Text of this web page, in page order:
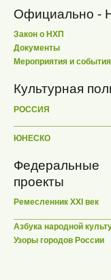
Официально -
Закон о НХП
Документы
Мероприятия и события
Культурная
РОССИЯ
ЮНЕСКО
Федеральные
проекты
Ремесленник XXI век
Азбука народной
Узоры городов России